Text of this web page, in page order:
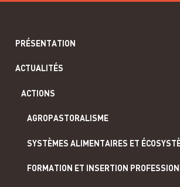
PRÉSENTATION
ACTUALITÉS
ACTIONS
AGROPASTORALISME
SYSTÈMES ALIMENTAIRES ET
FORMATION ET INSERTION